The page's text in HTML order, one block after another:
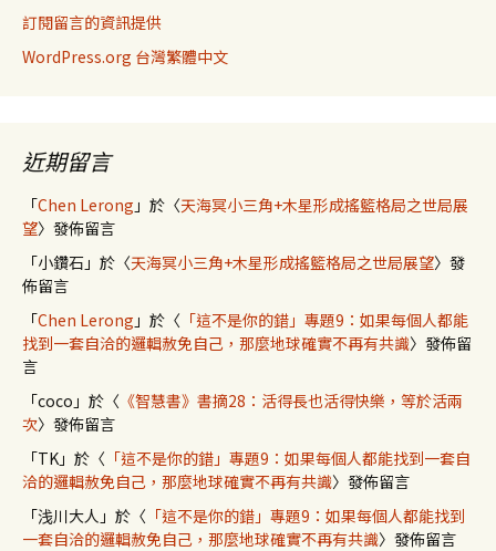
訂閱留言的資訊提供
WordPress.org 台灣繁體中文
近期留言
「Chen Lerong 」於〈天海冥小三角+木星形成搖籃格局之世局展
望〉發佈留言
「小鑽石 」於〈天海冥小三角+木星形成搖籃格局之世局展望〉發
佈留言
「Chen Lerong 」於〈 「這不是你的錯」專題9：如果每個人都能
找到一套自洽的邏輯赦免自己，那麼地球確實不再有共識〉發佈留
言
「coco 」於〈 《智慧書》書摘28：活得長也活得快樂，等於活兩
次〉發佈留言
「TK」於〈 「這不是你的錯」專題9：如果每個人都能找到一套自
洽的邏輯赦免自己，那麼地球確實不再有共識〉發佈留言
「浅川大人 」於〈 「這不是你的錯」專題9：如果每個人都能找到
一套自洽的邏輯赦免自己，那麼地球確實不再有共識〉發佈留言